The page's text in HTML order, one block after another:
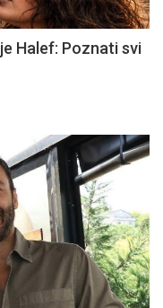
Halef: Poznati svi